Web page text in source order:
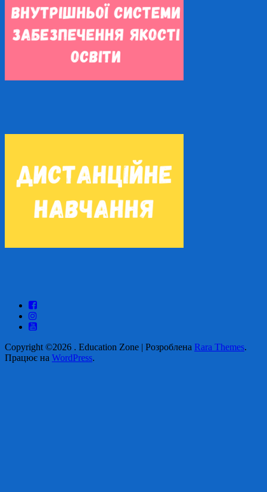
Copyright ©2026 . Education Zone | Розроблена Rara Themes.
Працює на WordPress.